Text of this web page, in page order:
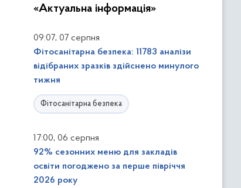
«Актуальна інформація»
09:07, 07 серпня
Фітосанітарна безпека: 11783 аналізи
відібраних зразків здійснено минулого
тижня
Фітосанітарна безпека
17:00, 06 серпня
92% сезонних меню для закладів
освіти погоджено за перше півріччя
2026 року